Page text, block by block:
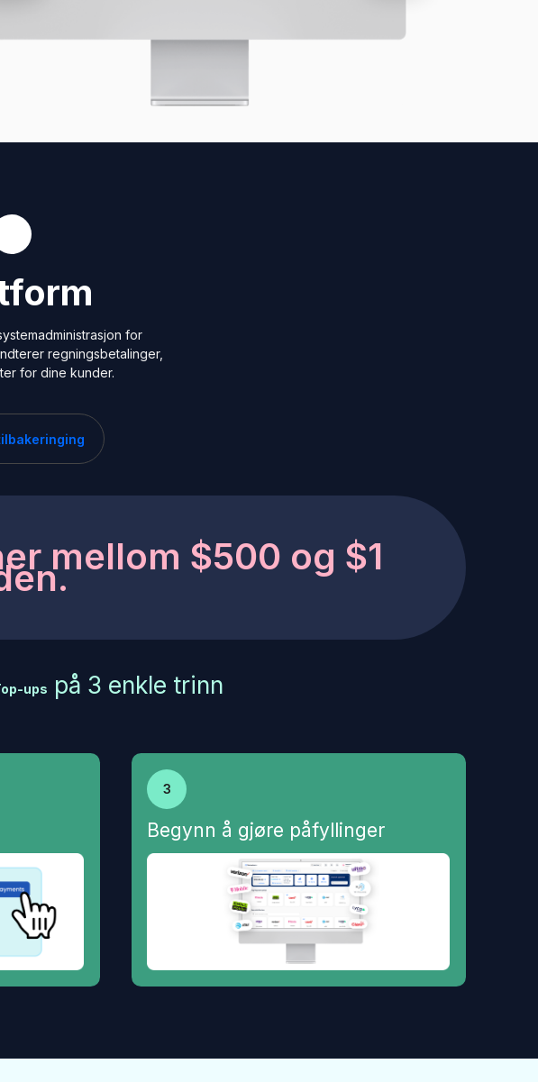
for
regningsbetalinger,
for dine kunder.
mellom $500 og $1
ups på 3 enkle trinn
3
Begynn å gjøre påfyllinger